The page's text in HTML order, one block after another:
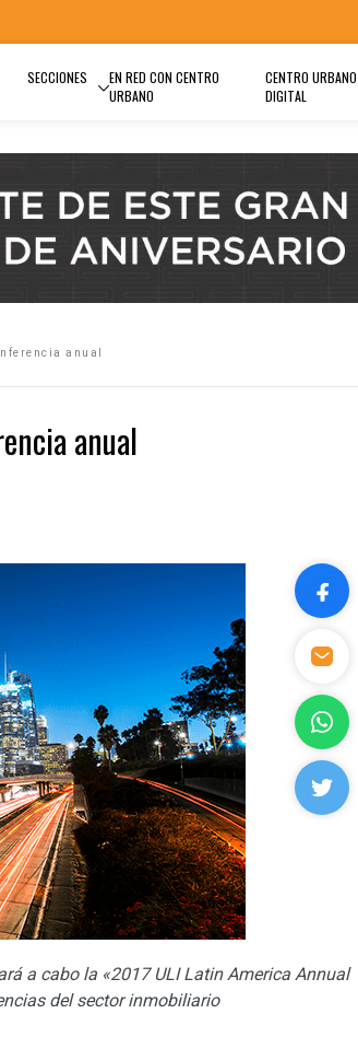
SECCIONES
EN RED CON CENTRO
URBANO
CENTRO URBANO
DIGITAL
anual
anual
a cabo la «2017 ULI Latin America Annual
del sector inmobiliario